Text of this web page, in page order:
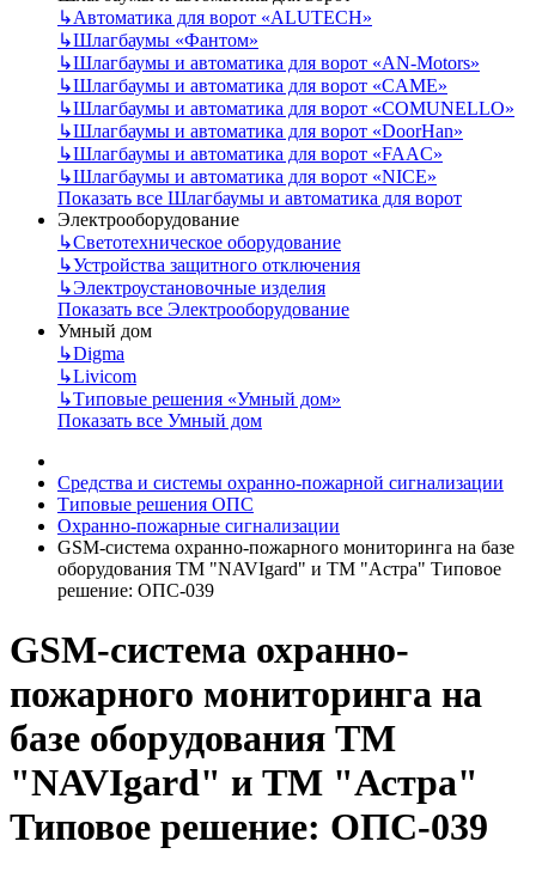
↳Автоматика для ворот «ALUTECH»
↳Шлагбаумы «Фантом»
↳Шлагбаумы и автоматика для ворот «AN-Motors»
↳Шлагбаумы и автоматика для ворот «CAME»
↳Шлагбаумы и автоматика для ворот «COMUNELLO»
↳Шлагбаумы и автоматика для ворот «DoorHan»
↳Шлагбаумы и автоматика для ворот «FAAC»
↳Шлагбаумы и автоматика для ворот «NICE»
Показать все Шлагбаумы и автоматика для ворот
Электрооборудование
↳Светотехническое оборудование
↳Устройства защитного отключения
↳Электроустановочные изделия
Показать все Электрооборудование
Умный дом
↳Digma
↳Livicom
↳Типовые решения «Умный дом»
Показать все Умный дом
Средства и системы охранно-пожарной сигнализации
Типовые решения ОПС
Охранно-пожарные сигнализации
GSM-система охранно-пожарного мониторинга на базе
оборудования ТМ "NAVIgard" и ТМ "Астра" Типовое
решение: ОПС-039
GSM-система охранно-
пожарного мониторинга на
базе оборудования ТМ
"NAVIgard" и ТМ "Астра"
Типовое решение: ОПС-039